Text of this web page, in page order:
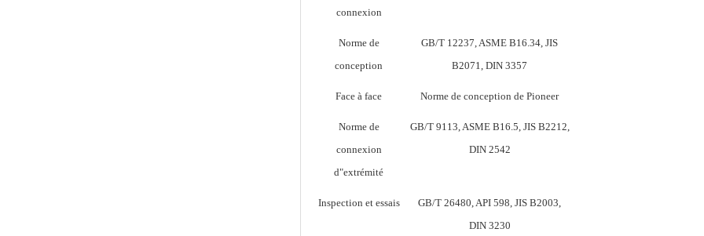
connexion
Norme de
conception
GB/T 12237, ASME B16.34, JIS
B2071, DIN 3357
Face à face Norme de conception de Pioneer
Norme de
connexion
d"extrémité
GB/T 9113, ASME B16.5, JIS B2212,
DIN 2542
Inspection et essais
GB/T 26480, API 598, JIS B2003,
DIN 3230